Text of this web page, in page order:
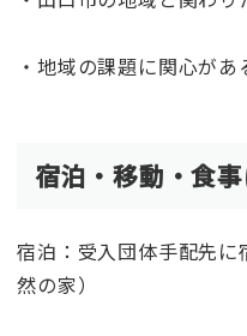
・地域の課題に関心があ
宿泊・移動・食
宿泊：受入団体手配先
然の家）